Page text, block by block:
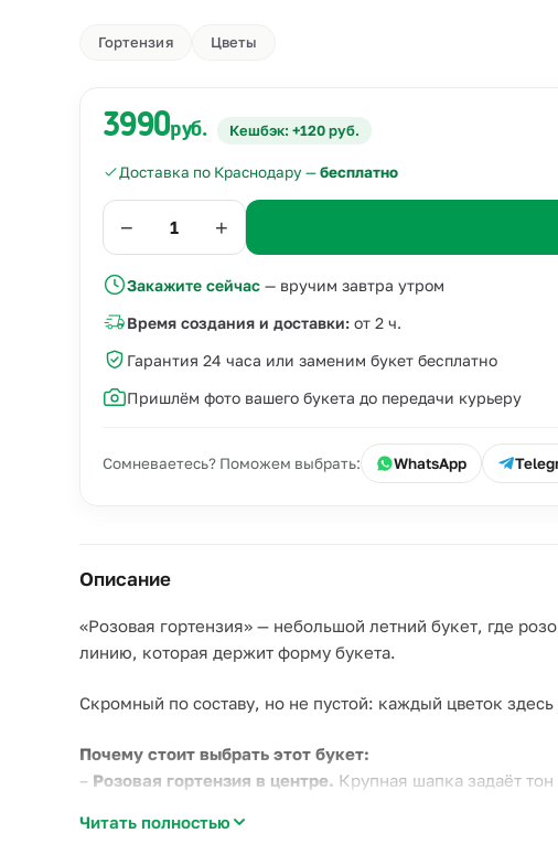
Гортензия Цветы
3990руб. Кешбэк: +120 руб.
Доставка по Краснодару —бесплатно
− +
Закажите сейчас — вручим завтра утром
Время создания и доставки: от 2 ч.
Гарантия 24 часа или заменим букет бесплатно
Пришлём фото вашего букета до передачи курьеру
Сомневаетесь? Поможем выбрать: WhatsApp
Описание
«Розовая гортензия» — небольшой летний букет, где
линию, которая держит форму букета.
Скромный по составу, но не пустой: каждый цветок
Почему стоит выбрать этот букет:
– Розовая гортензия в центре. Крупная шапка задаёт
–Удобный размер.
Читать полностью